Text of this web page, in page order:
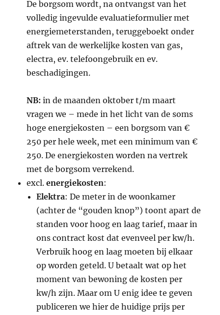
De borgsom wordt, na ontvangst van het
volledig ingevulde evaluatieformulier met
energiemeterstanden, teruggeboekt onder
aftrek van de werkelijke kosten van gas,
electra, ev. telefoongebruik en ev.
beschadigingen.
NB:in de maanden oktober t/m maart
vragen we – mede in het licht van de soms
hoge energiekosten – een borgsom van €
250 per hele week, met een minimum van €
250. De energiekosten worden na vertrek
met de borgsom verrekend.
excl.energiekosten:
Elektra: De meter in de woonkamer
(achter de “gouden knop”) toont apart de
standen voor hoog en laag tarief, maar in
ons contract kost dat evenveel per kw/h.
Verbruik hoog en laag moeten bij elkaar
op worden geteld. U betaalt wat op het
moment van bewoning de kosten per
kw/h zijn. Maar om U enig idee te geven
publiceren we hier de huidige prijs per